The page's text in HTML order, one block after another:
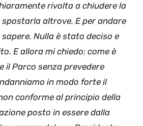
rivolta a chiudere la
spostarla altrove. E per andare
Nulla è stato deciso e
E allora mi chiedo: come è
il Parco senza prevedere
in modo forte il
conforme al principio della
posto in essere dalla